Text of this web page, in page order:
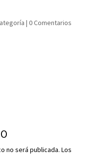
| 0 Comentarios
no será publicada. Los